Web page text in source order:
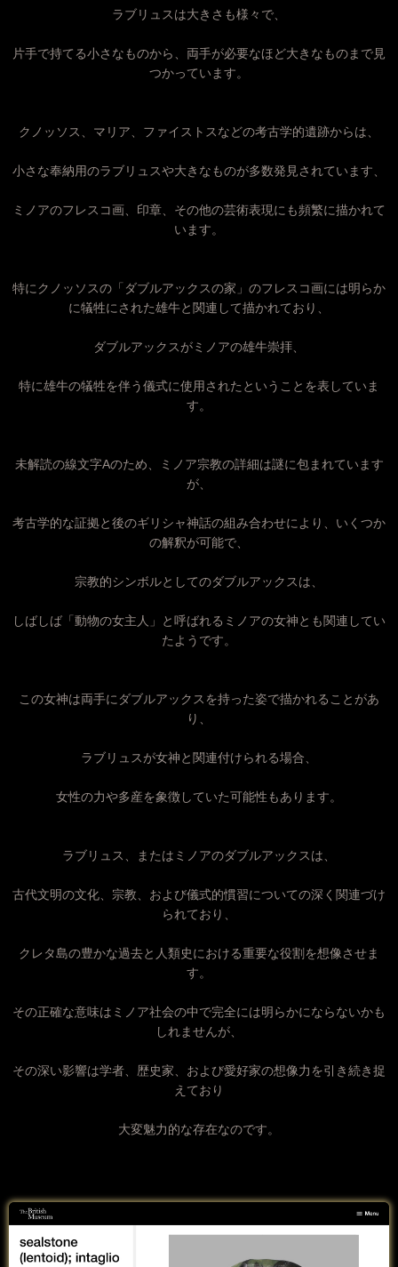
ラブリュスは大きさも様々で、
片手で持てる小さなものから、両手が必要なほど大きなものまで見
つかっています。
クノッソス、マリア、ファイストスなどの考古学的遺跡からは、
小さな奉納用のラブリュスや大きなものが多数発見されています、
ミノアのフレスコ画、印章、その他の芸術表現にも頻繁に描かれて
います。
特にクノッソスの「ダブルアックスの家」のフレスコ画には明らか
に犠牲にされた雄牛と関連して描かれており、
ダブルアックスがミノアの雄牛崇拝、
特に雄牛の犠牲を伴う儀式に使用されたということを表していま
す。
未解読の線文字Aのため、ミノア宗教の詳細は謎に包まれています
が、
考古学的な証拠と後のギリシャ神話の組み合わせにより、いくつか
の解釈が可能で、
宗教的シンボルとしてのダブルアックスは、
しばしば「動物の女主人」と呼ばれるミノアの女神とも関連してい
たようです。
この女神は両手にダブルアックスを持った姿で描かれることがあ
り、
ラブリュスが女神と関連付けられる場合、
女性の力や多産を象徴していた可能性もあります。
ラブリュス、またはミノアのダブルアックスは、
古代文明の文化、宗教、および儀式的慣習についての深く関連づけ
られており、
クレタ島の豊かな過去と人類史における重要な役割を想像させま
す。
その正確な意味はミノア社会の中で完全には明らかにならないかも
しれませんが、
その深い影響は学者、歴史家、および愛好家の想像力を引き続き捉
えており
大変魅力的な存在なのです。